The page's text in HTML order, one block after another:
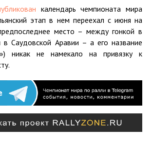
календарь чемпионата мира
этап в нем переехал с июня на
место – между гонкой в
Саудовской Аравии – а его название
никак не намекало на привязку к